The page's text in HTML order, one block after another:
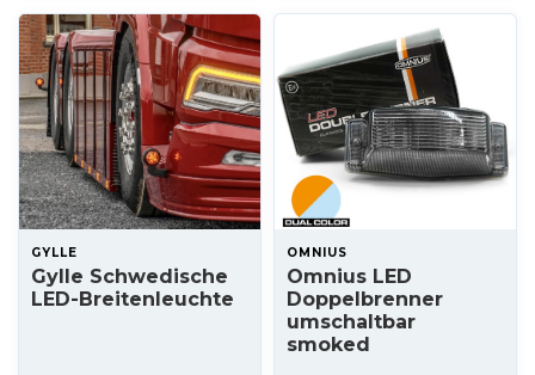
GYLLE
Gylle Schwedische
LED-Breitenleuchte
OMNIUS
Omnius LED
Doppelbrenner
umschaltbar
smoked